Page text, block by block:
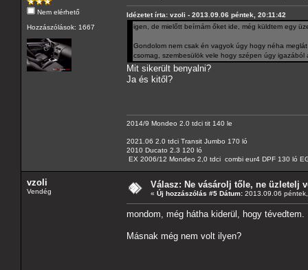
Nem elérhető
Hozzászólások: 1667
Idézetet írta: vzoli - 2013.09.06 péntek, 20:11:42
igen, de mielőtt beírnám őket ide, még küldtem egy
Gondolom nem csak én vagyok úgy hogy néha
csomag, szembesülök vele hogy szépen úgy
Mit sikerült benyalni?
Ja és kitől?
2014/9 Mondeo 2.0 tdci tit 140 le
2021.06 2.0 tdci Transit Jumbo 170 ló
2010 Ducato 2.3 120 ló
EX 2006/12 Mondeo 2,0 tdci combi eur4 DPF 130 ló
vzoli
Vendég
Válasz: Ne vásárolj tőle, ne üzletelj
« Új hozzászólás #5 Dátum: 2013.09.06
mondom, még hátha kiderül, hogy tévedtem.
Másnak még nem volt ilyen?